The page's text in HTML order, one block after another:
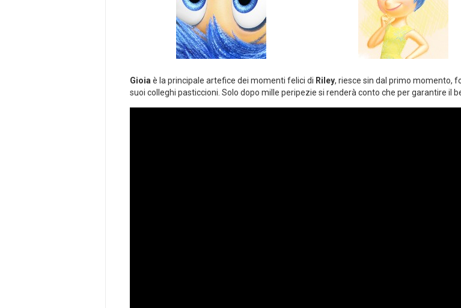
Gioiaè la principale artefice dei momenti felici di Riley, riesce sin dal primo momento,
suoi colleghi pasticcioni. Solo dopo mille peripezie si renderà conto che per garantire il